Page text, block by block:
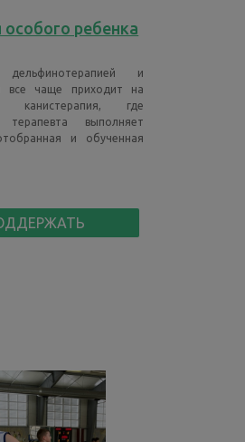
ребенка
и
все чаще приходит на
где
терапевта выполняет
и обученная